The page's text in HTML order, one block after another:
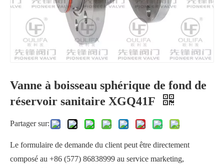
Vanne à boisseau sphérique de fond de réservoir d'antibiotiques KGQ81F-16R
Vanne à boisseau sphérique de fond de
réservoir sanitaire XGQ41F
Partager sur:
Le formulaire de demande du client peut être directement
composé au +86 (577) 86838999 au service marketing,